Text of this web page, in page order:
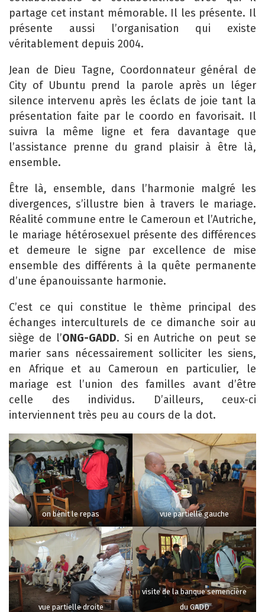
partage cet instant mémorable. Il les présente. Il
présente aussi l’organisation qui existe
véritablement depuis 2004.
Jean de Dieu Tagne, Coordonnateur général de
City of Ubuntu prend la parole après un léger
silence intervenu après les éclats de joie tant la
présentation faite par le coordo en favorisait. Il
suivra la même ligne et fera davantage que
l’assistance prenne du grand plaisir à être là,
ensemble.
Être là, ensemble, dans l’harmonie malgré les
divergences, s’illustre bien à travers le mariage.
Réalité commune entre le Cameroun et l’Autriche,
le mariage hétérosexuel présente des différences
et demeure le signe par excellence de mise
ensemble des différents à la quête permanente
d’une épanouissante harmonie.
C’est ce qui constitue le thème principal des
échanges interculturels de ce dimanche soir au
siège de l’ONG-GADD. Si en Autriche on peut se
marier sans nécessairement solliciter les siens,
en Afrique et au Cameroun en particulier, le
mariage est l’union des familles avant d’être
celle des individus. D’ailleurs, ceux-ci
interviennent très peu au cours de la dot.
on bénit le repas vue partielle gauche
vue partielle droite
visite de la banque semencière
du GADD